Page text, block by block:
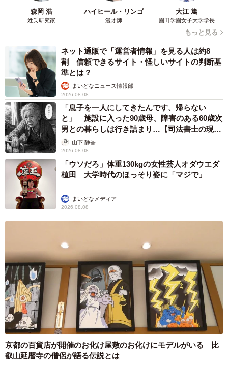
ちょっとおかしくなっているサラリーマン（まがみさん提供）
一方、『怪異と頭が働かないサラリーマン』では、現代に
現れた口裂け女との遭遇が描かれています。
ある日、人通りの少ない夜道を歩いていたサラリーマン
は、背後から「ねぇ…」と声を掛けられます。驚いて振り
返ると、そこには大きなマスクを付けた長髪の女性が立っ
ていました。そして女性は「わたし…きれい？」と尋ねま
森岡 浩
姓氏研究家
ハイヒール・リンゴ
漫才師
大江 篤
園田学園女子大学学長
もっと見る
ネット通販で「運営者情報」を見る人は約8
割 信頼できるサイト・怪しいサイトの判断基
準とは？
まいどなニュース情報部
2026.08.08
「息子を一人にしてきたんです、帰らない
と」 施設に入った90歳母、障害のある60歳次
男との暮らしは行き詰まり…【司法書士の現場
から】山下 静香
2026.08.08
「ウソだろ」体重130kgの女性芸人オダウエダ
植田 大学時代のほっそり姿に「マジで」
まいどなメディア
2026.08.08
京都の百貨店が開催のお化け屋敷のお化けにモデルがいる 比
叡山延暦寺の僧侶が語る伝説とは